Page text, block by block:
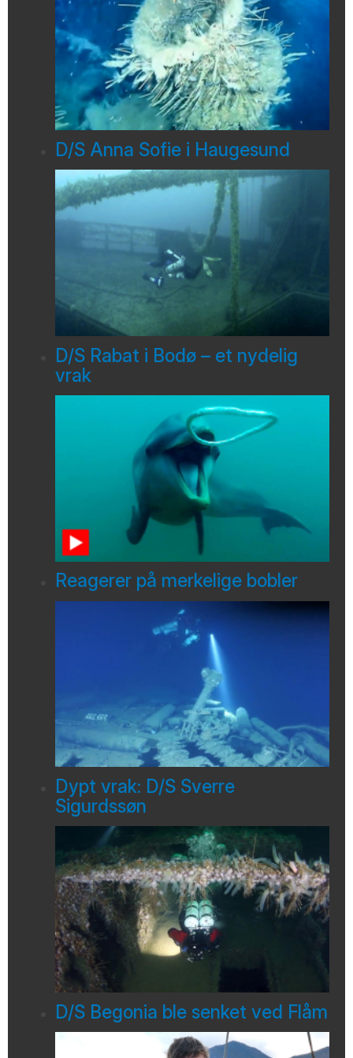
D/S Anna Sofie i Haugesund
D/S Rabat i Bodø – et nydelig
vrak
Reagerer på merkelige bobler
Dypt vrak: D/S Sverre
Sigurdssøn
D/S Begonia ble senket ved Flåm